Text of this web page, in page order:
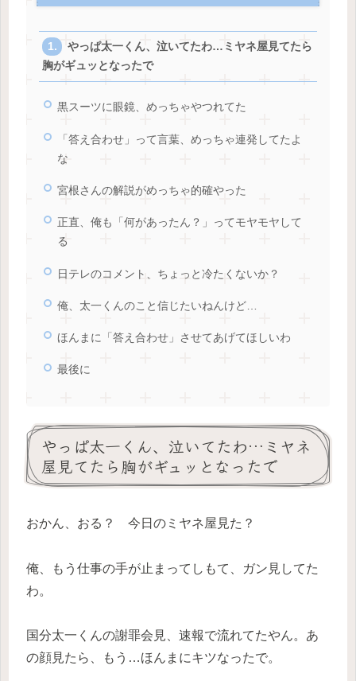
やっぱ太一くん、泣いてたわ…ミヤネ屋見てたら
胸がギュッとなったで
黒スーツに眼鏡、めっちゃやつれてた
「答え合わせ」って言葉、めっちゃ連発してたよ
な
宮根さんの解説がめっちゃ的確やった
正直、俺も「何があったん？」ってモヤモヤして
る
日テレのコメント、ちょっと冷たくないか？
俺、太一くんのこと信じたいねんけど…
ほんまに「答え合わせ」させてあげてほしいわ
最後に
やっぱ太一くん、泣いてたわ…ミヤネ
屋見てたら胸がギュッとなったで
おかん、おる？ 今日のミヤネ屋見た？
俺、もう仕事の手が止まってしもて、ガン見してた
わ。
国分太一くんの謝罪会見、速報で流れてたやん。あ
の顔見たら、もう…ほんまにキツなったで。